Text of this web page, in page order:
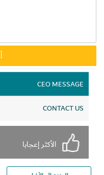
وسائل التواصل
ومتجرنا
الالكتروني، حيث
المتغيرة لجعل
التعاونية تخطط
CEO MESSAGE
CONTACT US
الأكثر إعجابا